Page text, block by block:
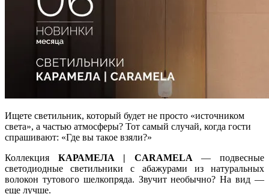
Ищете светильник, который будет не просто «источником
света», а частью атмосферы? Тот самый случай, когда гости
спрашивают: «Где вы такое взяли?»
Коллекция КАРАМЕЛА | CARAMELA — подвесные
светодиодные светильники с абажурами из натуральных
волокон тутового шелкопряда. Звучит необычно? На вид —
еще лучше.